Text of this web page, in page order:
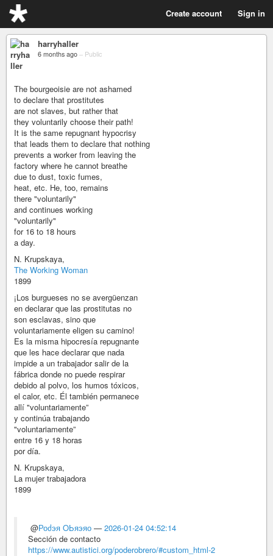
Create account Sign in
harryhaller
6 months ago – Public
The bourgeoisie are not ashamed
to declare that prostitutes
are not slaves, but rather that
they voluntarily choose their path!
It is the same repugnant hypocrisy
that leads them to declare that nothing
prevents a worker from leaving the
factory where he cannot breathe
due to dust, toxic fumes,
heat, etc. He, too, remains
there "voluntarily"
and continues working
"voluntarily"
for 16 to 18 hours
a day.
N. Krupskaya,
The Working Woman
1899
¡Los burgueses no se avergüenzan
en declarar que las prostitutas no
son esclavas, sino que
voluntariamente eligen su camino!
Es la misma hipocresía repugnante
que les hace declarar que nada
impide a un trabajador salir de la
fábrica donde no puede respirar
debido al polvo, los humos tóxicos,
el calor, etc. Él también permanece
allí "voluntariamente”
y continúa trabajando
"voluntariamente”
entre 16 y 18 horas
por día.
N. Krupskaya,
La mujer trabajadora
1899
@Роძэя ΟЬяэяо — 2026-01-24 04:52:14
Sección de contacto
https://www.autistici.org/poderobrero/#custom_html-2